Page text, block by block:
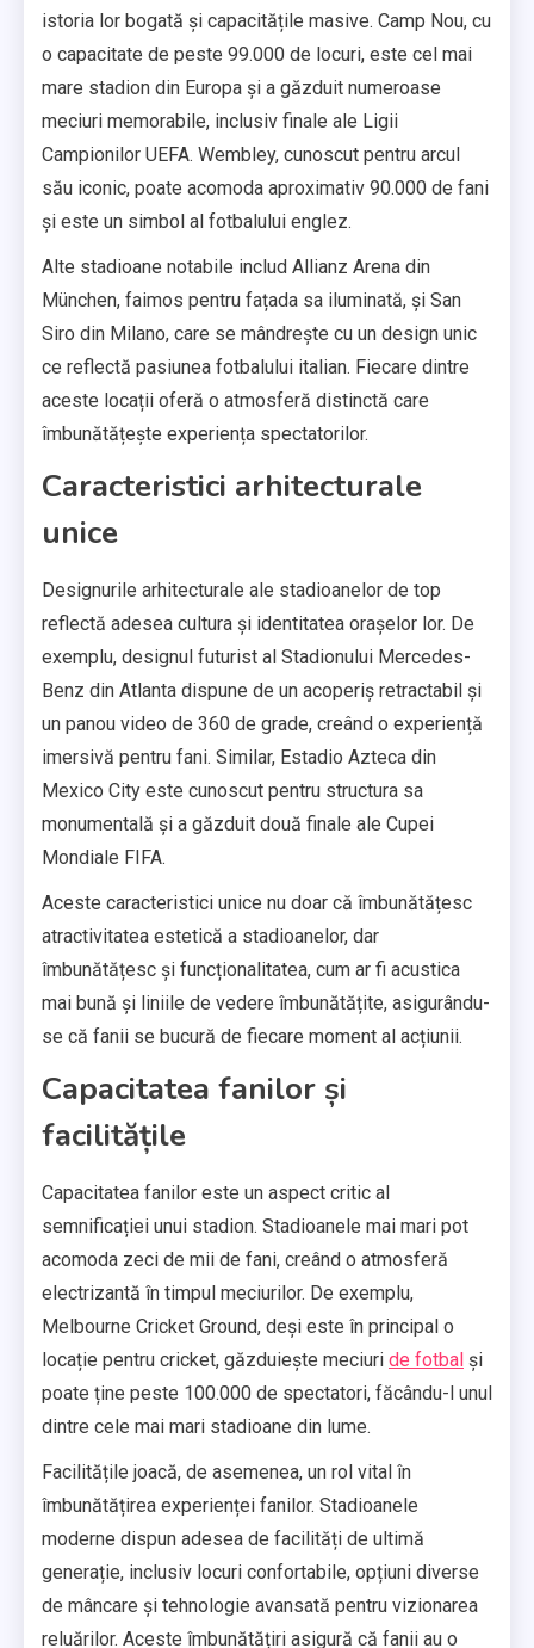
istoria lor bogată și capacitățile masive. Camp Nou, cu
o capacitate de peste 99.000 de locuri, este cel mai
mare stadion din Europa și a găzduit numeroase
meciuri memorabile, inclusiv finale ale Ligii
Campionilor UEFA. Wembley, cunoscut pentru arcul
său iconic, poate acomoda aproximativ 90.000 de fani
și este un simbol al fotbalului englez.
Alte stadioane notabile includ Allianz Arena din
München, faimos pentru fațada sa iluminată, și San
Siro din Milano, care se mândrește cu un design unic
ce reflectă pasiunea fotbalului italian. Fiecare dintre
aceste locații oferă o atmosferă distinctă care
îmbunătățește experiența spectatorilor.
Caracteristici arhitecturale
unice
Designurile arhitecturale ale stadioanelor de top
reflectă adesea cultura și identitatea orașelor lor. De
exemplu, designul futurist al Stadionului Mercedes-
Benz din Atlanta dispune de un acoperiș retractabil și
un panou video de 360 de grade, creând o experiență
imersivă pentru fani. Similar, Estadio Azteca din
Mexico City este cunoscut pentru structura sa
monumentală și a găzduit două finale ale Cupei
Mondiale FIFA.
Aceste caracteristici unice nu doar că îmbunătățesc
atractivitatea estetică a stadioanelor, dar
îmbunătățesc și funcționalitatea, cum ar fi acustica
mai bună și liniile de vedere îmbunătățite, asigurându-
se că fanii se bucură de fiecare moment al acțiunii.
Capacitatea fanilor și
facilitățile
Capacitatea fanilor este un aspect critic al
semnificației unui stadion. Stadioanele mai mari pot
acomoda zeci de mii de fani, creând o atmosferă
electrizantă în timpul meciurilor. De exemplu,
Melbourne Cricket Ground, deși este în principal o
locație pentru cricket, găzduiește meciuri de fotbal și
poate ține peste 100.000 de spectatori, făcându-l unul
dintre cele mai mari stadioane din lume.
Facilitățile joacă, de asemenea, un rol vital în
îmbunătățirea experienței fanilor. Stadioanele
moderne dispun adesea de facilități de ultimă
generație, inclusiv locuri confortabile, opțiuni diverse
de mâncare și tehnologie avansată pentru vizionarea
reluărilor. Aceste îmbunătățiri asigură că fanii au o